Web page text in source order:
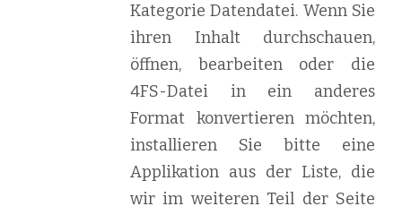
Kategorie Datendatei. Wenn Sie
ihren Inhalt durchschauen,
öffnen, bearbeiten oder die
4FS-Datei in ein anderes
Format konvertieren möchten,
installieren Sie bitte eine
Applikation aus der Liste, die
wir im weiteren Teil der Seite